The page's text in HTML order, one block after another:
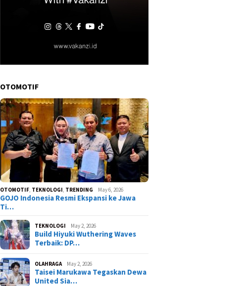
OTOMOTIF
OTOMOTIF, TEKNOLOGI, TRENDING May 6, 2026
GOJO Indonesia Resmi Ekspansi ke Jawa
Ti…
TEKNOLOGI May 2, 2026
Build Hiyuki Wuthering Waves
Terbaik: DP…
OLAHRAGA May 2, 2026
Taisei Marukawa Tegaskan Dewa
United Sia…